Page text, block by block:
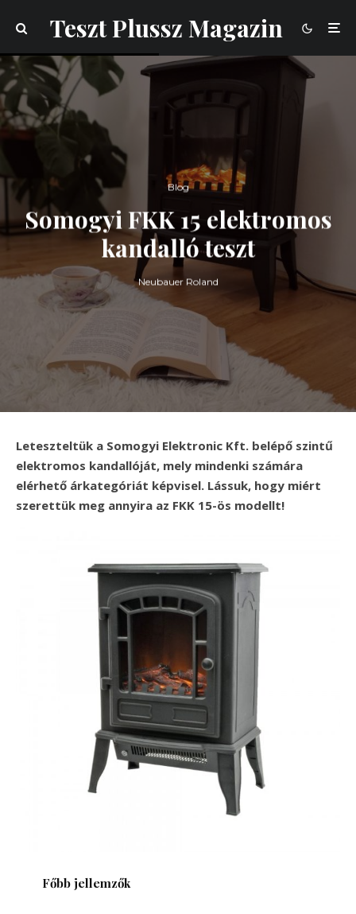
Teszt Plussz Magazin
Blog
Somogyi FKK 15 elektromos
kandalló teszt
Neubauer Roland
Leteszteltük a Somogyi Elektronic Kft. belépő szintű
elektromos kandallóját, mely mindenki számára
elérhető árkategóriát képvisel. Lássuk, hogy miért
szerettük meg annyira az FKK 15-ös modellt!
Főbb jellemzők